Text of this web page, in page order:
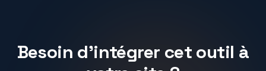
Besoin d'intégrer cet outil à